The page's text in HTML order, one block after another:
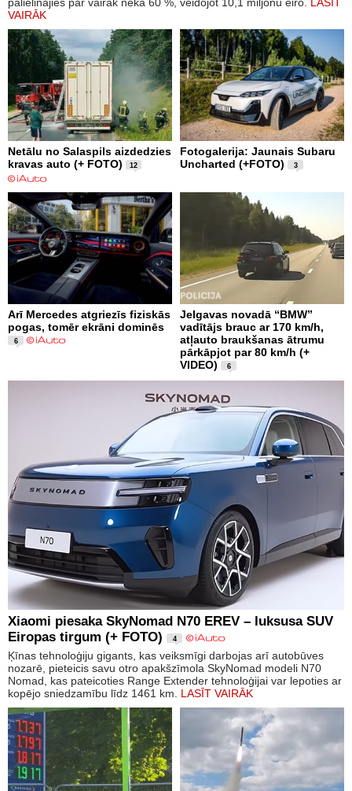
VAIRĀK
Netālu no Salaspils aizdedzies
kravas auto (+ FOTO)
12
Fotogalerija: Jaunais Subaru
Uncharted (+FOTO)
3
Arī Mercedes atgriezīs fiziskās
pogas, tomēr ekrāni dominēs
6
Jelgavas novadā “BMW”
vadītājs brauc ar 170 km/h,
atļauto braukšanas ātrumu
pārkāpjot par 80 km/h (+
VIDEO)
6
Xiaomi piesaka SkyNomad N70 EREV – luksusa SUV
Eiropas tirgum (+ FOTO)
4
Ķīnas tehnoloģiju gigants, kas veiksmīgi darbojas arī autobūves
nozarē, pieteicis savu otro apakšzīmola SkyNomad modeli N70
Nomad, kas pateicoties Range Extender tehnoloģijai var lepoties ar
kopējo sniedzamību līdz 1461 km. LASĪT VAIRĀK